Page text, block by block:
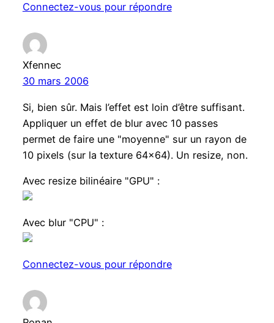
Connectez-vous pour répondre
Xfennec
30 mars 2006
Si, bien sûr. Mais l’effet est loin d’être suffisant.
Appliquer un effet de blur avec 10 passes
permet de faire une "moyenne" sur un rayon de
10 pixels (sur la texture 64×64). Un resize, non.
Avec resize bilinéaire "GPU" :
Avec blur "CPU" :
Connectez-vous pour répondre